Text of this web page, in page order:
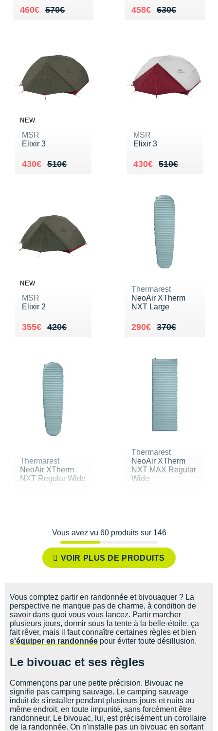
570€
Au lieu de 570€
460€
Vendu 460€ 630€
Au lieu de 630€
458€
Vendu 458€
NEW
MSR
Elixir 3
510€
Au lieu de 510€
430€
Vendu 430€
MSR
Elixir 3
510€
Au lieu de 510€
430€
Vendu 430€
NEW
MSR
Elixir 2
420€
Au lieu de 420€
355€
Vendu 355€
Thermarest
NeoAir XTherm
NXT Large
370€
Au lieu de 370€
290€
Vendu 290€
Thermarest
NeoAir XTherm
NXT Regular Wide
Thermarest
NeoAir XTherm
NXT MAX Regular
Wide
Vous avez vu 60 produits sur 146
VOIR PLUS DE PRODUITS
Vous comptez partir en randonnée et bivouaquer ? La
perspective ne manque pas de charme, à condition de
savoir dans quoi vous vous lancez. Partir marcher
plusieurs jours, dormir sous la tente à la belle-étoile, ça
fait rêver, mais il faut connaître certaines règles et bien
s'équiper en randonnée pour éviter toute désillusion.
Le bivouac et ses règles
Commençons par une petite précision. Bivouac ne
signifie pas camping sauvage. Le camping sauvage
induit de s'installer pendant plusieurs jours et nuits au
même endroit, en toute impunité, sans forcément être
randonneur. Le bivouac, lui, est précisément un corollaire
de la randonnée. On n'installe pas un bivouac en sortant